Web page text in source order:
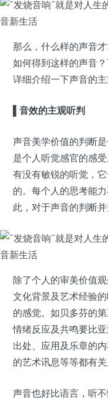
那么，什么样的声音
如何得到这样的声音
详细介绍一下声音的主
音效的主观听判
声音美学价值的判断
是个人听觉感官的感
有没有敏锐的听觉，
的。每个人的思考能
此，对于声音的判断
除了个人的审美价值
文化背景及艺术经验
的感觉。如贝多芬的
情绪反应及共鸣要比
出处、应用及乐章的
的艺术讯息等等都有关
声音也好比语言，听